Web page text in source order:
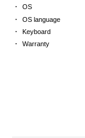
· OS
· OS language
· Keyboard
· Warranty